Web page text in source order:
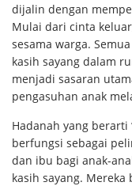
dijalin dengan
Mulai dari cinta
sesama warga.
kasih sayang dalam
menjadi sasaran
pengasuhan anak
Hadanah yang berarti
berfungsi sebagai
dan ibu bagi anak-
kasih sayang.